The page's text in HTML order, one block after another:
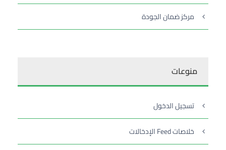
مركز ضمان الجودة
منوعات
تسجيل الدخول
خلاصات Feed الإدخالات